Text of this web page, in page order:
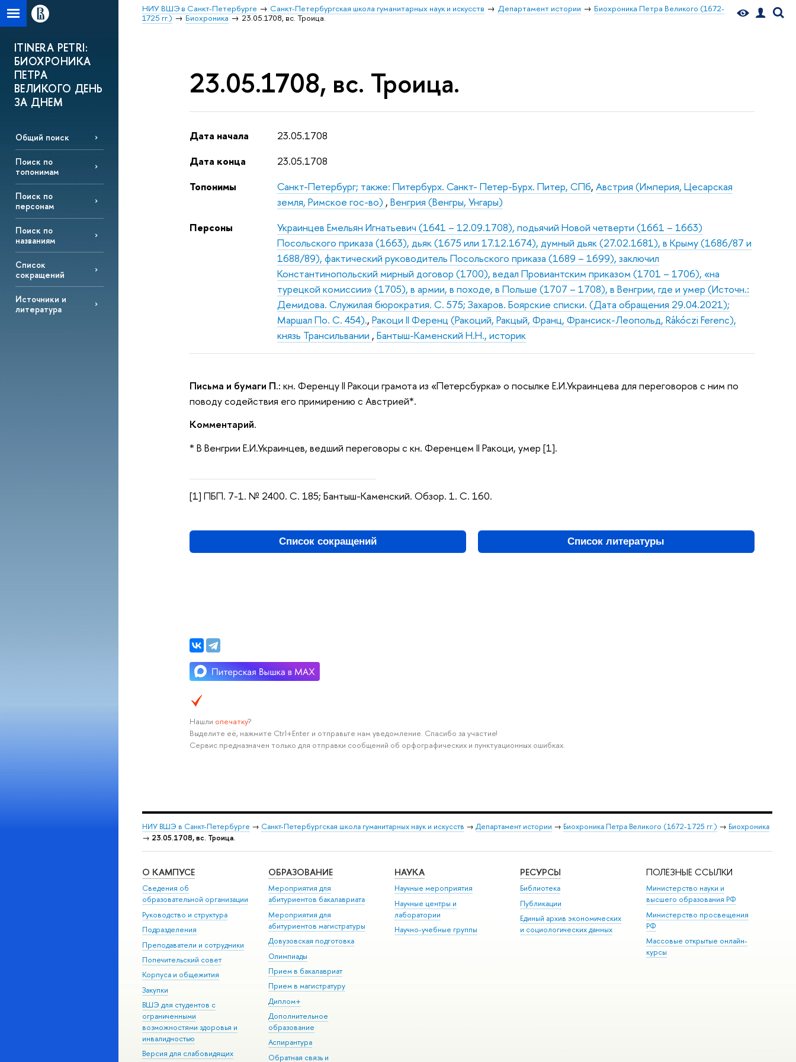
НИУ ВШЭ в Санкт-Петербурге Санкт-Петербургская школа гуманитарных наук и искусств Департамент истории
Биохроника Петра Великого (1672-
1725 гг.)
Биохроника 23.05.1708, вс. Троица.
ITINERA PETRI:
БИОХРОНИКА
ПЕТРА
ВЕЛИКОГО ДЕНЬ
ЗА ДНЕМ
Общий поиск
Поиск по
топонимам
Поиск по
персонам
Поиск по
названиям
Список
сокращений
Источники и
литература
23.05.1708, вс. Троица.
Дата начала
23.05.1708
Дата конца
23.05.1708
Топонимы
Санкт-Петербург; также: Питербурх. Санкт- Петер-Бурх. Питер, СПб,Австрия (Империя, Цесарская
земля, Римское гос-во) ,Венгрия (Венгры, Унгары)
Персоны
Украинцев Емельян Игнатьевич (1641 – 12.09.1708), подьячий Новой четверти (1661 – 1663)
Посольского приказа (1663), дьяк (1675 или 17.12.1674), думный дьяк (27.02.1681), в Крыму (1686/87 и
1688/89), фактический руководитель Посольского приказа (1689 – 1699), заключил
Константинопольский мирный договор (1700), ведал Провиантским приказом (1701 – 1706), «на
турецкой комиссии» (1705), в армии, в походе, в Польше (1707 – 1708), в Венгрии, где и умер (Источн.:
Демидова. Служилая бюрократия. С. 575; Захаров. Боярские списки. (Дата обращения 29.04.2021);
Маршал По. С. 454).,Ракоци II Ференц (Ракоций, Ракцый, Франц, Франсиск-Леопольд, Rákóczi Ferenc),
князь Трансильвании ,Бантыш-Каменский Н.Н., историк
Письма и бумаги П.: кн. Ференцу II Ракоци грамота из «Петерсбурка» о посылке Е.И.Украинцева для переговоров с ним по
поводу содействия его примирению с Австрией*.
Комментарий.
* В Венгрии Е.И.Украинцев, ведший переговоры с кн. Ференцем II Ракоци, умер [1].
[1] ПБП. 7-1. № 2400. С. 185; Бантыш-Каменский. Обзор. 1. С. 160.
Список сокращений Список литературы
Нашли опечатку?
Выделите её, нажмите Ctrl+Enter и отправьте нам уведомление. Спасибо за участие!
Сервис предназначен только для отправки сообщений об орфографических и пунктуационных ошибках.
НИУ ВШЭ в Санкт-Петербурге → Санкт-Петербургская школа гуманитарных наук и искусств → Департамент истории → Биохроника Петра Великого (1672-1725 гг.) → Биохроника
→ 23.05.1708, вс. Троица.
О КАМПУСЕ
Сведения об
образовательной организации
Руководство и структура
Подразделения
Преподаватели и сотрудники
Попечительский совет
Корпуса и общежития
Закупки
ВШЭ для студентов с
ограниченными
возможностями здоровья и
инвалидностью
Версия для слабовидящих
ОБРАЗОВАНИЕ
Мероприятия для
абитуриентов бакалавриата
Мероприятия для
абитуриентов магистратуры
Довузовская подготовка
Олимпиады
Прием в бакалавриат
Прием в магистратуру
Диплом+
Дополнительное
образование
Аспирантура
Обратная связь и
НАУКА
Научные мероприятия
Научные центры и
лаборатории
Научно-учебные группы
РЕСУРСЫ
Библиотека
Публикации
Единый архив экономических
и социологических данных
ПОЛЕЗНЫЕ ССЫЛКИ
Министерство науки и
высшего образования РФ
Министерство просвещения
РФ
Массовые открытые онлайн-
курсы